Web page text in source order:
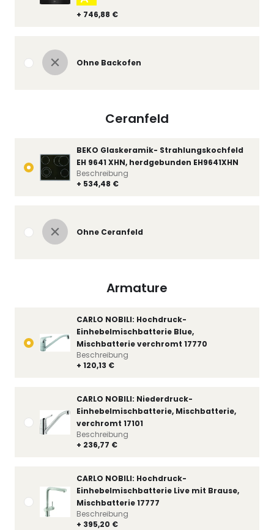
+ 746,88 €
Ohne Backofen
Ceranfeld
BEKO Glaskeramik- Strahlungskochfeld
EH 9641 XHN, herdgebunden EH9641XHN
+ 534,48 €
Beschreibung
Ohne Ceranfeld
Armature
CARLO NOBILI: Hochdruck-
Einhebelmischbatterie Blue,
Mischbatterie verchromt 17770
+ 120,13 €
Beschreibung
CARLO NOBILI: Niederdruck-
Einhebelmischbatterie, Mischbatterie,
verchromt 17101
+ 236,77 €
Beschreibung
CARLO NOBILI: Hochdruck-
Einhebelmischbatterie Live mit Brause,
Mischbatterie 17777
+ 395,20 €
Beschreibung